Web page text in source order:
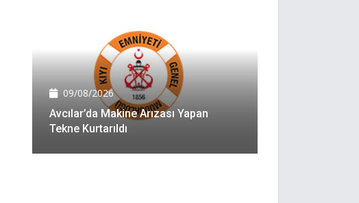
09/08/2026
Avcılar’da Makine Arızası Yapan
Tekne Kurtarıldı